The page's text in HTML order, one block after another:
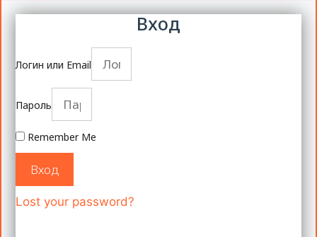
Вход
Логин или Email
Пароль
Remember Me
Вход
Lost your password?